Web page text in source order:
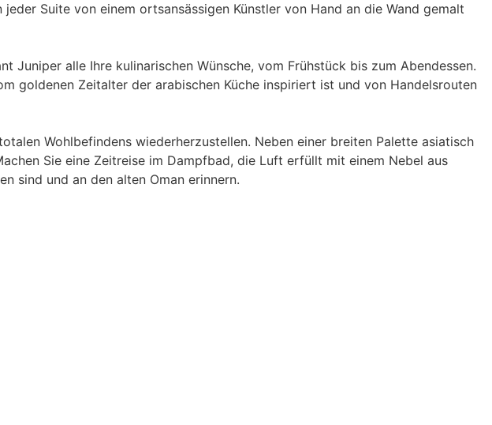
Suite von einem ortsansässigen Künstler von Hand an die Wand gemalt
Juniper alle Ihre kulinarischen Wünsche, vom Frühstück bis zum Abendessen.
goldenen Zeitalter der arabischen Küche inspiriert ist und von Handelsrouten
Wohlbefindens wiederherzustellen. Neben einer breiten Palette asiatisch
Sie eine Zeitreise im Dampfbad, die Luft erfüllt mit einem Nebel aus
sind und an den alten Oman erinnern.